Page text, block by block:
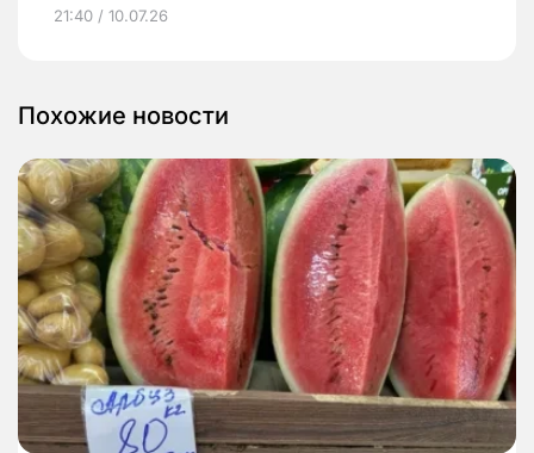
21:40 / 10.07.26
Похожие новости